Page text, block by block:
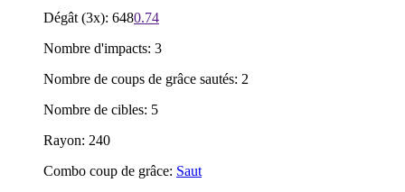
Dégât (3x): 6480.74
Nombre d'impacts: 3
Nombre de coups de grâce sautés: 2
Nombre de cibles: 5
Rayon: 240
Combo coup de grâce: Saut